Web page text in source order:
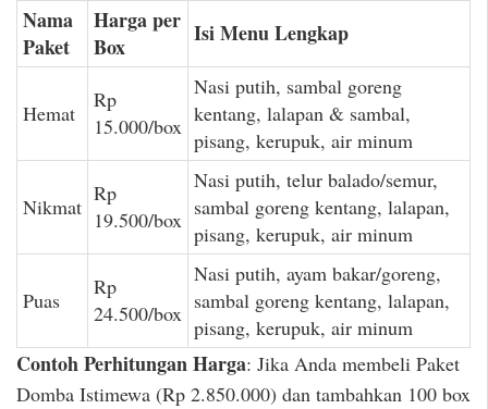
Nama
Paket
Harga per
Box
Isi Menu Lengkap
Hemat
Rp
15.000/box
Nasi putih, sambal goreng
kentang, lalapan & sambal,
pisang, kerupuk, air minum
Nikmat
Rp
19.500/box
Nasi putih, telur balado/semur,
sambal goreng kentang, lalapan,
pisang, kerupuk, air minum
Puas
Rp
24.500/box
Nasi putih, ayam bakar/goreng,
sambal goreng kentang, lalapan,
pisang, kerupuk, air minum
Contoh Perhitungan Harga: Jika Anda membeli Paket
Domba Istimewa (Rp 2.850.000) dan tambahkan 100 box